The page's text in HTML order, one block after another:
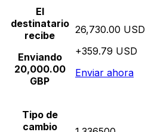
El
destinatario
recibe
Enviando
20,000.00
GBP
26,730.00 USD
+359.79 USD
Enviar ahora
Tipo de
cambio